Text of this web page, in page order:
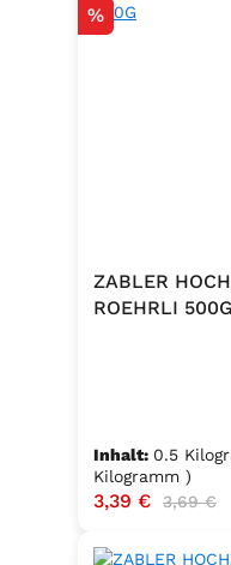
Rabatt
%
ZABLER
ROEHRLI 500G
Inhalt: 0.5
Kilogramm )
Verkaufspreis:
3,39 € Regulärer
3,69 €